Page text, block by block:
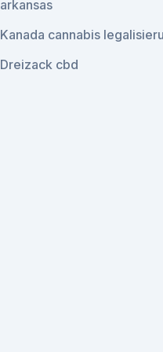
arkansas
Kanada cannabis
Dreizack cbd